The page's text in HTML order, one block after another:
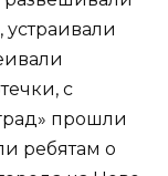
с
прошли
ребятам о